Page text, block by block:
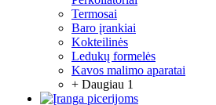
Termosai
Baro įrankiai
Kokteilinės
Ledukų formelės
Kavos malimo aparatai
+ Daugiau 1